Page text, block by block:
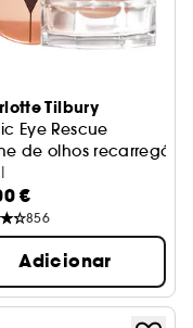
Tilbury
Eye Rescue
de olhos recarregável
€
856
Adicionar